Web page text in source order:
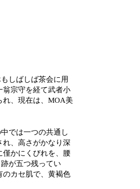
しばしば茶会に用
翁宗守を経て武者小
れ、現在は、MOA美
では一つの共通し
れ、高さがかなり深
僅かにくびれを、腰
が五つ残ってい
のカセ肌で、黄褐色